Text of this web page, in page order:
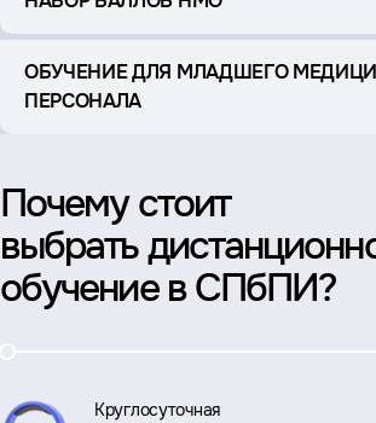
ОБУЧЕНИЕ ДЛЯ МЛАДШЕГО
ПЕРСОНАЛА
Почему стоит
выбрать
обучение в СПбПИ?
Круглосуточная